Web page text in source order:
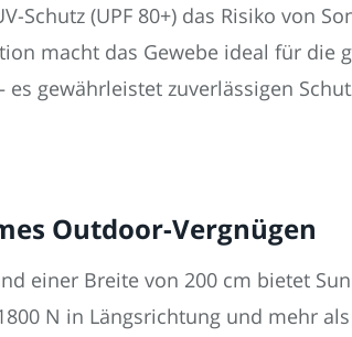
Schutz (UPF 80+) das Risiko von
macht das Gewebe ideal für die
gewährleistet zuverlässigen
Outdoor-Vergnügen
einer Breite von 200 cm bietet
N in Längsrichtung und mehr